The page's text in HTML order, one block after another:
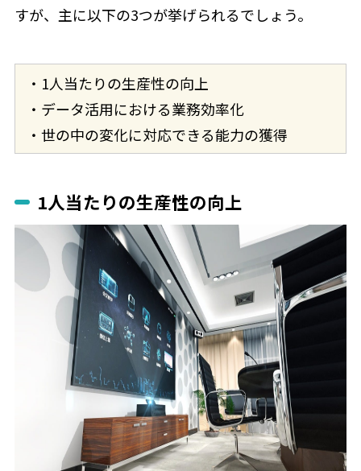
すが、主に以下の3つが挙げられるでしょう。
・1人当たりの生産性の向上
・データ活用における業務効率化
・世の中の変化に対応できる能力の獲得
1人当たりの生産性の向上